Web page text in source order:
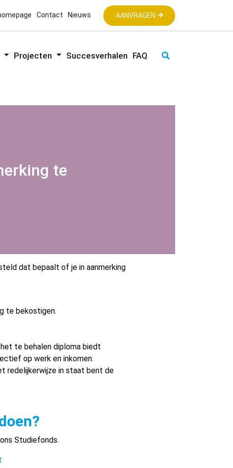
Contact Nieuws AANVRAGEN
Projecten Succesverhalen FAQ
te
dat bepaalt of je in aanmerking
te bekostigen.
te behalen diploma biedt
op werk en inkomen.
redelijkerwijze in staat bent de
Studiefonds.